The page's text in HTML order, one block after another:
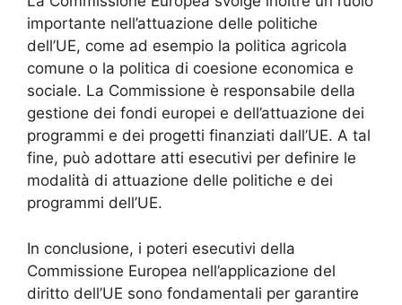
importante nell’attuazione delle politiche
dell’UE, come ad esempio la politica agricola
comune o la politica di coesione economica e
sociale. La Commissione è responsabile della
gestione dei fondi europei e dell’attuazione dei
programmi e dei progetti finanziati dall’UE. A tal
fine, può adottare atti esecutivi per definire le
modalità di attuazione delle politiche e dei
programmi dell’UE.
In conclusione, i poteri esecutivi della
Commissione Europea nell’applicazione del
diritto dell’UE sono fondamentali per garantire